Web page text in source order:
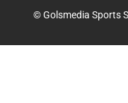
© Golsmedia Sports